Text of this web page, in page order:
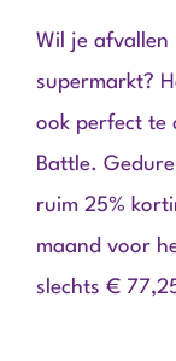
Wil je afvallen
supermarkt?
ook perfect te
Battle.
ruim 25%
maand voor
slechts €